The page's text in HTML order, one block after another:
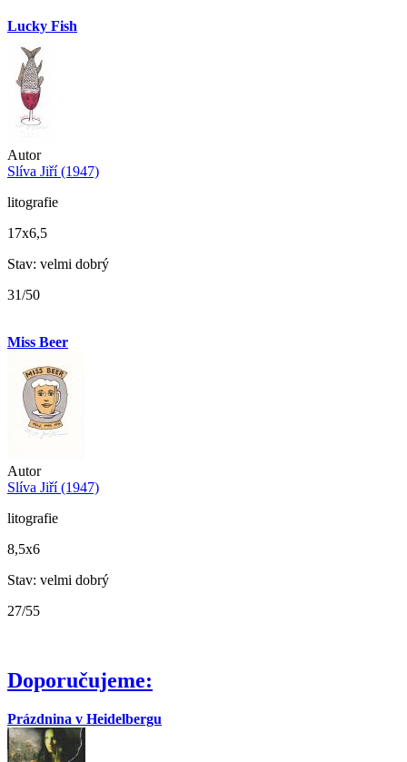
Lucky Fish
Autor
Slíva Jiří (1947)
litografie
17x6,5
Stav: velmi dobrý
31/50
Miss Beer
Autor
Slíva Jiří (1947)
litografie
8,5x6
Stav: velmi dobrý
27/55
Doporučujeme:
Prázdnina v Heidelbergu